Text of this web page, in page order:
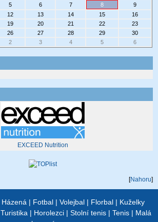
5 6 7 8
9
12 13 14 15
16
19 20 21 22
23
26 27 28 29
30
2 3 4 5 6
EXCEED Nutrition
[Nahoru]
Házená | Fotbal | Volejbal | Florbal | Kuželky
Turistika | Horolezci| Stolní tenis| Tenis| Malá